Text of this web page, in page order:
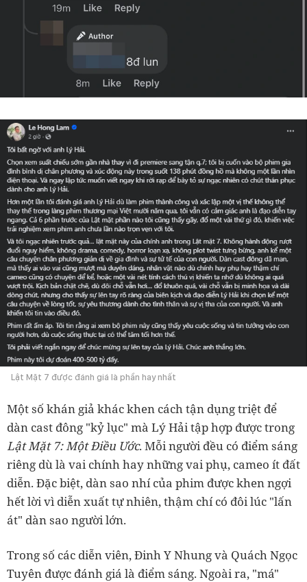
Lật Mặt 7 được đánh giá là phần hay nhất
Một số khán giả khác khen cách tận dụng triệt để
dàn cast đông "kỷ lục" mà Lý Hải tập hợp được trong
Lật Mặt 7: Một Điều Ước. Mỗi người đều có điểm sáng
riêng dù là vai chính hay những vai phụ, cameo ít đất
diễn. Đặc biệt, dàn sao nhí của phim được khen ngợi
hết lời vì diễn xuất tự nhiên, thậm chí có đôi lúc "lấn
át" dàn sao người lớn.
Trong số các diễn viên, Đinh Y Nhung và Quách Ngọc
Tuyên được đánh giá là điểm sáng. Ngoài ra, "má"